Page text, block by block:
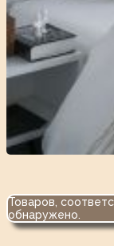
Товаров,
обнаружено.